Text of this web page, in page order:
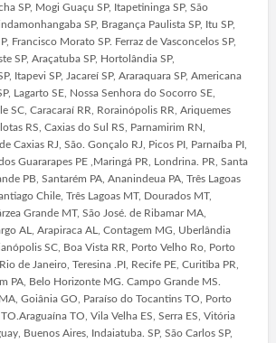
SP, Mogi Guaçu SP, Itapetininga SP, São
SP, Bragança Paulista SP, Itu SP,
Francisco Morato SP. Ferraz de Vasconcelos SP,
SP, Araçatuba SP, Hortolândia SP,
Itapevi SP, Jacareí SP, Araraquara SP, Americana
Lagarto SE, Nossa Senhora do Socorro SE,
SC, Caracaraí RR, Rorainópolis RR, Ariquemes
RS, Caxias do Sul RS, Parnamirim RN,
Caxias RJ, São. Gonçalo RJ, Picos PI, Parnaíba PI,
Guararapes PE ,Maringá PR, Londrina. PR, Santa
PB, Santarém PA, Ananindeua PA, Três Lagoas
Chile, Três Lagoas MT, Dourados MT,
Grande MT, São José. de Ribamar MA,
AL, Arapiraca AL, Contagem MG, Uberlândia
SC, Boa Vista RR, Porto Velho Ro, Porto
de Janeiro, Teresina .PI, Recife PE, Curitiba PR,
PA, Belo Horizonte MG. Campo Grande MS.
Goiânia GO, Paraíso do Tocantins TO, Porto
TO, Vila Velha ES, Serra ES, Vitória
Buenos Aires, Indaiatuba. SP, São Carlos SP,